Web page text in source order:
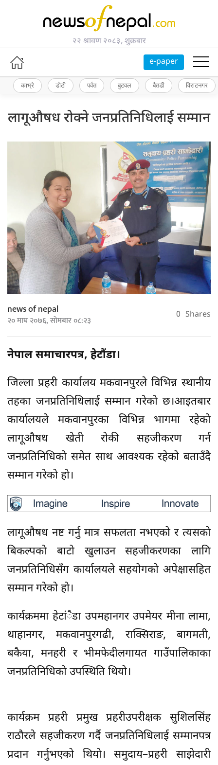
२२ श्रावण २०८३, शुक्रबार
e-paper
काभ्रे डोटी पर्वत बुटवल बैतडी विराटनगर
लागूऔषध रोक्ने जनप्रतिनिधिलाई सम्मान
news of nepal
२० माघ २०७६, सोमबार ०८:२३ 0 Shares
नेपाल समाचारपत्र, हेटौंडा।
जिल्ला प्रहरी कार्यालय मकवानपुरले विभिन्न स्थानीय
तहका जनप्रतिनिधिलाई सम्मान गरेको छ।आइतबार
कार्यालयले मकवानपुरका विभिन्न भागमा रहेको
लागूऔषध खेती रोकी सहजीकरण गर्न
जनप्रतिनिधिको समेत साथ आवश्यक रहेको बताउँदै
सम्मान गरेको हो।
लागूऔषध नष्ट गर्नु मात्र सफलता नभएको र त्यसको
बिकल्पको बाटो खुलाउन सहजीकरणका लागि
जनप्रतिनिधिसँग कार्यालयले सहयोगको अपेक्षासहित
सम्मान गरेको हो।
कार्यक्रममा हेटांैडा उपमहानगर उपमेयर मीना लामा,
थाहानगर, मकवानपुरगढी, राक्सिराङ, बागमती,
बकैया, मनहरी र भीमफेदीलगायत गाउँपालिकाका
जनप्रतिनिधिको उपस्थिति थियो।
कार्यक्रम प्रहरी प्रमुख प्रहरीउपरीक्षक सुशिलसिंह
राठौरले सहजीकरण गर्दै जनप्रतिनिधिलाई सम्मानपत्र
प्रदान गर्नुभएको थियो। समुदाय–प्रहरी साझेदारी